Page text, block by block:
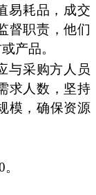
易耗品，成交
督职责，他们
产品。
与采购方人员
求人数，坚持
模，确保资源